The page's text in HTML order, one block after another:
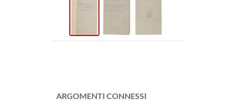
ARGOMENTI CONNESSI